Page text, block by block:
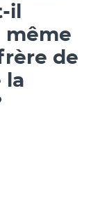
il
même
de
la